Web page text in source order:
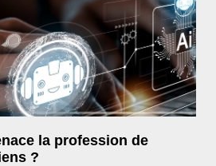
la profession de
?